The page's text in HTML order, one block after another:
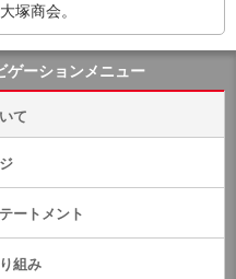
塚商会。
ゲーションメニュー
て
ートメント
組み